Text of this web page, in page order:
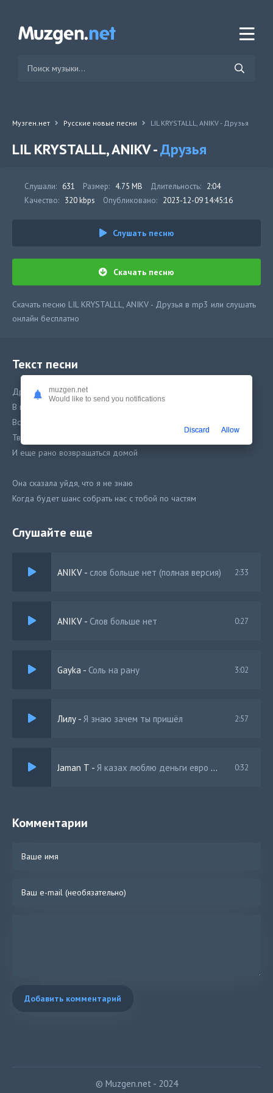
Музген.нет Русские новые песни LIL KRYSTALLL, ANIKV - Друзья
LIL KRYSTALLL, ANIKV -Друзья
Слушали: 631 Размер: 4.75 MB Длительность: 2:04
Качество: 320 kbps Опубликовано: 2023-12-09 14:45:16
Слушать песню
Скачать песню
Скачать песню LIL KRYSTALLL, ANIKV - Друзья в mp3 или слушать
онлайн бесплатно
Текст песни
Друзья
В небе высоко, где ангелы рядом
Встретились взглядом, но не со мной
Твои слезы - соль мне на рану
И еще рано возвращаться домой
Она сказала уйдя, что я не знаю
Когда будет шанс собрать нас с тобой по частям
Потратил рубли-рубли, чтоб сделать евро и фунты
Слушайте еще
ANIKV - слов больше нет (полная версия) 2:33
ANIKV - Слов больше нет 0:27
Gayka - Соль на рану 3:02
Лилу - Я знаю зачем ты пришёл 2:57
Jaman T - Я казах люблю деньги евро доллар рубли 0:32
Комментарии
Добавить комментарий
© Muzgen.net - 2024
muzgen.net
Would like to send you notifications
Discard Allow